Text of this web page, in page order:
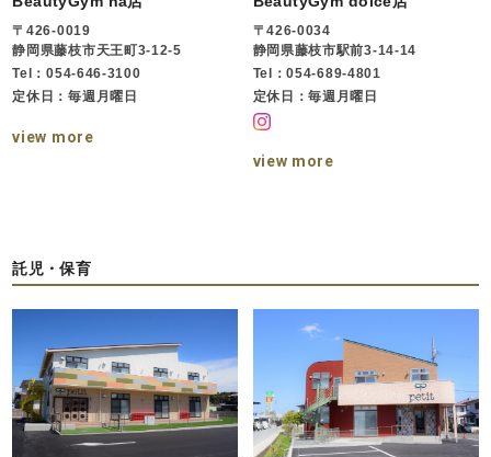
〒426-0019
静岡県藤枝市天王町3-12-5
Tel：054-646-3100
定休日：毎週月曜日
view more
〒426-0034
静岡県藤枝市駅前3-14-14
Tel：054-689-4801
定休日：毎週月曜日
view more
託児・保育